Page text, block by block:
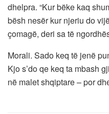
dhelpra. “Kur bëke kaq
bësh nesër kur njeriu do
çomagë, deri sa të
Morali. Sado keq të jenë
Kjo s’do qe keq ta mbash
në malet shqiptare – por